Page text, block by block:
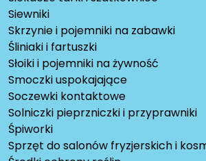
Siewniki
Skrzynie i pojemniki na zabawki
Śliniaki i fartuszki
Słoiki i pojemniki na żywność
Smoczki uspokajające
Soczewki kontaktowe
Solniczki pieprzniczki i przyprawniki
Śpiworki
Sprzęt do salonów fryzjerskich i